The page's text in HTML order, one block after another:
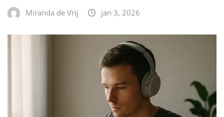
Miranda de Vrij jan 3, 2026